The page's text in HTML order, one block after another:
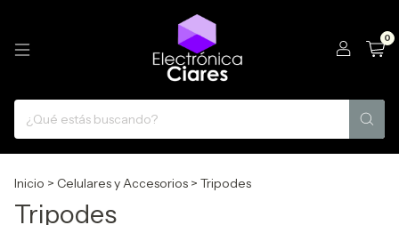
0
Inicio > Celulares y Accesorios > Tripodes
Tripodes